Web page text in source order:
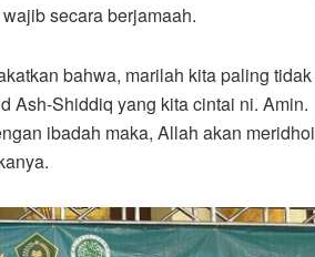
secara berjamaah.
bahwa, marilah kita paling tidak
Ash-Shiddiq yang kita cintai ni. Amin.
ibadah maka, Allah akan meridhoi